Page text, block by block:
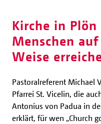
Kirche in
Menschen
Weise
Pastoralreferent Michael
Pfarrei St. Vicelin, die
Antonius von Padua in
erklärt, für wen „Church